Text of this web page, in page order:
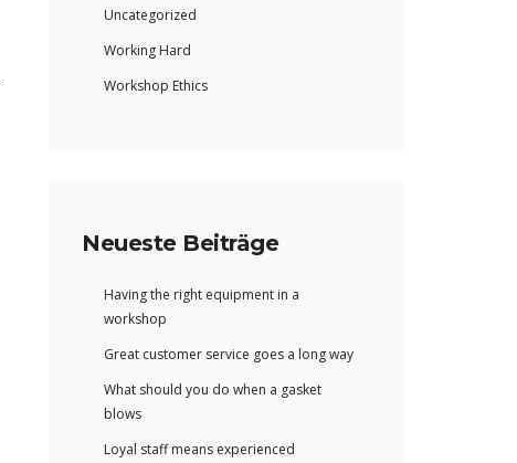
Uncategorized
Working Hard
Workshop Ethics
Neueste Beiträge
Having the right equipment in a
workshop
Great customer service goes a long way
What should you do when a gasket
blows
Loyal staff means experienced